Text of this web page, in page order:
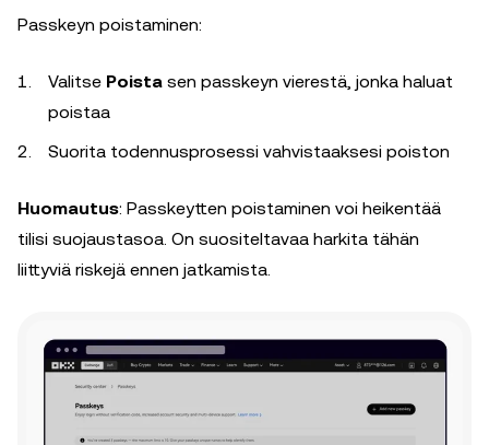
Passkeyn poistaminen:
Valitse Poista sen passkeyn vierestä, jonka haluat
poistaa
Suorita todennusprosessi vahvistaaksesi poiston
Huomautus: Passkeytten poistaminen voi heikentää
tilisi suojaustasoa. On suositeltavaa harkita tähän
liittyviä riskejä ennen jatkamista.